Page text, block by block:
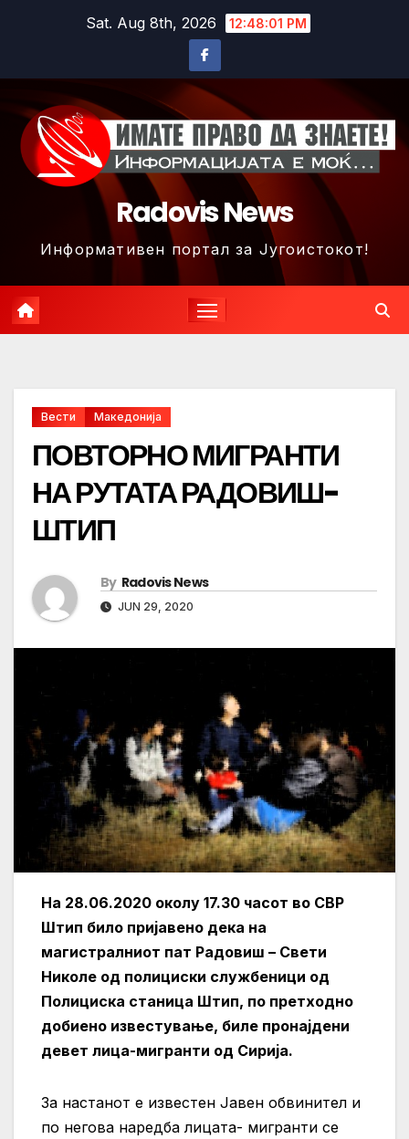
Sat. Aug 8th, 2026 12:48:04 PM
Radovis News
Информативен портал за Југоистокот!
Вести Македонија
ПОВТОРНО МИГРАНТИ
НА РУТАТА РАДОВИШ-
ШТИП
By Radovis News
JUN 29, 2020
На 28.06.2020 околу 17.30 часот во СВР
Штип било пријавено дека на
магистралниот пат Радовиш – Свети
Николе од полициски службеници од
Полициска станица Штип, по претходно
добиено известување, биле пронајдени
девет лица-мигранти од Сирија.
За настанот е известен Јавен обвинител и
по негова наредба лицата- мигранти се